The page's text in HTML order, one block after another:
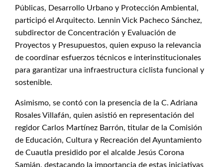
Públicas, Desarrollo Urbano y Protección Ambiental,
participó el Arquitecto. Lennin Vick Pacheco Sánchez,
subdirector de Concentración y Evaluación de
Proyectos y Presupuestos, quien expuso la relevancia
de coordinar esfuerzos técnicos e interinstitucionales
para garantizar una infraestructura ciclista funcional y
sostenible.
Asimismo, se contó con la presencia de la C. Adriana
Rosales Villafán, quien asistió en representación del
regidor Carlos Martínez Barrón, titular de la Comisión
de Educación, Cultura y Recreación del Ayuntamiento
de Cuautla presidido por el alcalde Jesús Corona
Samián, destacando la importancia de estas iniciativas